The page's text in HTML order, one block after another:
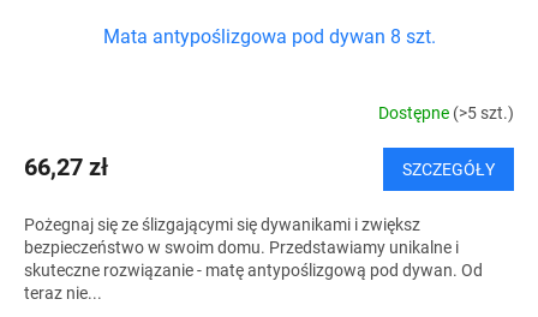
Mata antypoślizgowa pod dywan 8 szt.
Dostępne (>5 szt.)
66,27 zł SZCZEGÓŁY
Pożegnaj się ze ślizgającymi się dywanikami i zwiększ
bezpieczeństwo w swoim domu. Przedstawiamy unikalne i
skuteczne rozwiązanie - matę antypoślizgową pod dywan. Od
teraz nie...